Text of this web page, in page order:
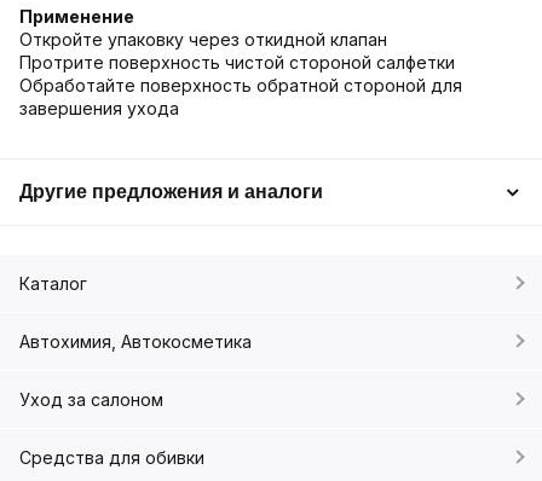
Применение
Откройте упаковку через откидной клапан
Протрите поверхность чистой стороной салфетки
Обработайте поверхность обратной стороной для
завершения ухода
Другие предложения и аналоги
Каталог
Автохимия, Автокосметика
Уход за салоном
Средства для обивки